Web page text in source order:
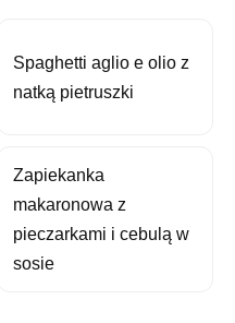
Spaghetti aglio e olio z
natką pietruszki
Zapiekanka
makaronowa z
pieczarkami i cebulą w
sosie